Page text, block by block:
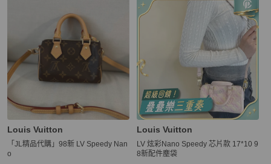
Louis Vuitton
「JL精品代購」98新 LV Speedy Nan
o
Louis Vuitton
LV 炫彩Nano Speedy 芯片款 17*10 9
8新配件塵袋